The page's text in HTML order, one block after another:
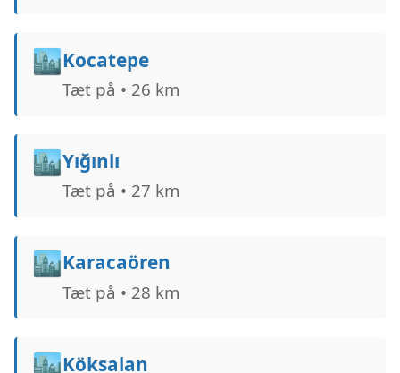
🏙️Kocatepe
Tæt på • 26 km
🏙️Yığınlı
Tæt på • 27 km
🏙️Karacaören
Tæt på • 28 km
🏙️Köksalan